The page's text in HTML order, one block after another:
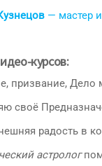
— мастер
курсов:
призвание,
своё
радость в
астролог